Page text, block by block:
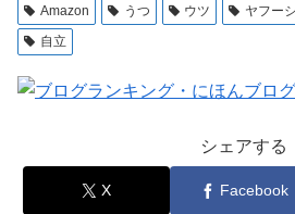
Amazon うつ ウツ ヤフー
自立
シェアする
X Facebook